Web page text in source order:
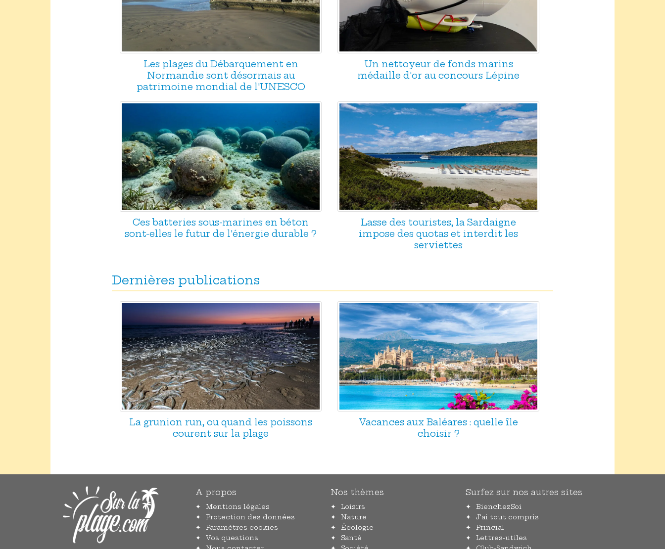
Les plages du Débarquement en
Normandie sont désormais au
patrimoine mondial de l'UNESCO
Un nettoyeur de fonds marins
médaille d'or au concours Lépine
Ces batteries sous-marines en béton
sont-elles le futur de l'énergie durable ?
Lasse des touristes, la Sardaigne
impose des quotas et interdit les
serviettes
Dernières publications
La grunion run, ou quand les poissons
courent sur la plage
Vacances aux Baléares : quelle île
choisir ?
A propos
Mentions légales
Protection des données
Paramètres cookies
Vos questions
Nos thèmes
Loisirs
Nature
Écologie
Santé
Surfez sur nos autres sites
BienchezSoi
J'ai tout compris
Princial
Lettres-utiles